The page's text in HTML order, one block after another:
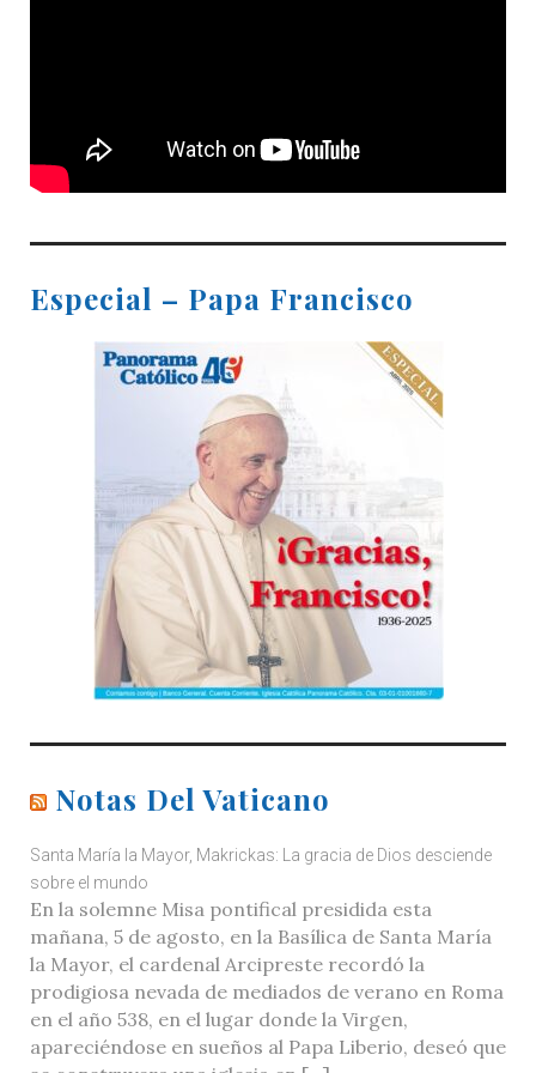
Especial – Papa Francisco
Notas Del Vaticano
Santa María la Mayor, Makrickas: La gracia de Dios desciende
sobre el mundo
En la solemne Misa pontifical presidida esta
mañana, 5 de agosto, en la Basílica de Santa María
la Mayor, el cardenal Arcipreste recordó la
prodigiosa nevada de mediados de verano en Roma
en el año 538, en el lugar donde la Virgen,
apareciéndose en sueños al Papa Liberio, deseó que